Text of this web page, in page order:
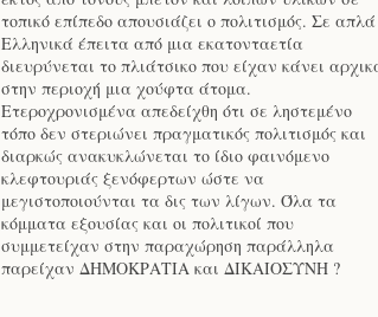
τοπικό επίπεδο απουσιάζει ο πολιτισμός. Σε απλά
Ελληνικά έπειτα από μια εκατονταετία
διευρύνεται το πλιάτσικο που είχαν κάνει
στην περιοχή μια χούφτα άτομα.
Ετεροχρονισμένα απεδείχθη ότι σε ληστεμένο
τόπο δεν στεριώνει πραγματικός πολιτισμός και
διαρκώς ανακυκλώνεται το ίδιο φαινόμενο
κλεφτουριάς ξενόφερτων ώστε να
μεγιστοποιούνται τα δις των λίγων. Όλα τα
κόμματα εξουσίας και οι πολιτικοί που
συμμετείχαν στην παραχώρηση παράλληλα
παρείχαν ΔΗΜΟΚΡΑΤΙΑ και ΔΙΚΑΙΟΣΥΝΗ ?